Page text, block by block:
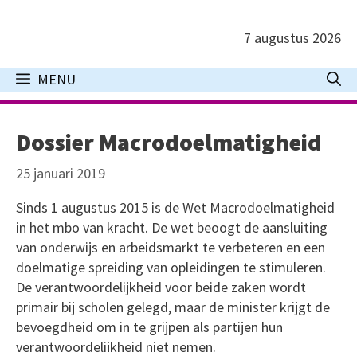
inhoud
7 augustus 2026
MENU
Dossier Macrodoelmatigheid
25 januari 2019
Sinds 1 augustus 2015 is de Wet Macrodoelmatigheid
in het mbo van kracht. De wet beoogt de aansluiting
van onderwijs en arbeidsmarkt te verbeteren en een
doelmatige spreiding van opleidingen te stimuleren.
De verantwoordelijkheid voor beide zaken wordt
primair bij scholen gelegd, maar de minister krijgt de
bevoegdheid om in te grijpen als partijen hun
verantwoordelijkheid niet nemen.